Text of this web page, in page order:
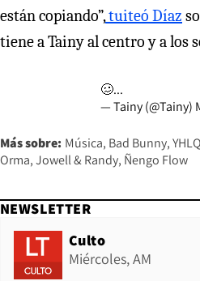
están copiando”,tuiteó Díaz
tiene a Tainy al centro y a los
🥴...
— Tainy (@Tainy)
Más sobre: Música Bad Bunny
Orma Jowell & Randy Ñengo Flow
NEWSLETTER
Culto
Miércoles, AM